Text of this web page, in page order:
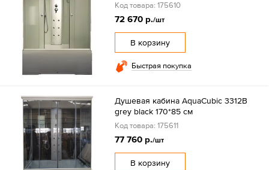
Код товара: 175610
72 670 р./шт
В корзину
Быстрая покупка
Душевая кабина AquaCubic 3312B
grey black 170*85 см
Код товара: 175611
77 760 р./шт
В корзину